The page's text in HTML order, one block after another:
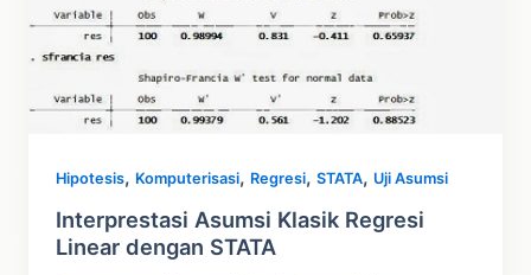
Hipotesis, Komputerisasi, Regresi,STATA, Uji Asumsi
Interprestasi Asumsi Klasik Regresi
Linear dengan STATA